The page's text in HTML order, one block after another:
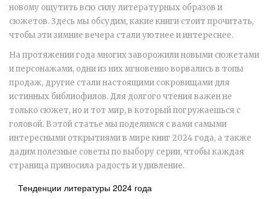
новому ощутить всю силу литературных образов и
сюжетов. Здесь мы обсудим, какие книги стоит прочитать,
чтобы эти зимние вечера стали уютнее и интереснее.
На протяжении года многих заворожили новыми сюжетами
и персонажами, одни из них мгновенно ворвались в топы
продаж, другие стали настоящими сокровищами для
истинных библиофилов. Для долгого чтения важен не
только сюжет, но и тот мир, в который погружаешься с
головой. В этой статье мы поделимся с вами самыми
интересными открытиями в мире книг 2024 года, а также
дадим полезные советы по выбору серии, чтобы каждая
страница приносила радость и удивление.
Тенденции литературы 2024 года